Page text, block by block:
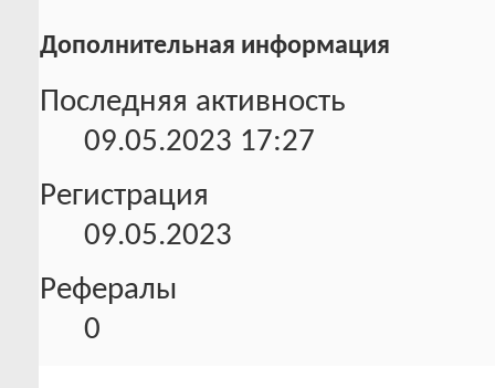
Дополнительная информация
Последняя активность
09.05.2023 17:27
Регистрация
09.05.2023
Рефералы
0